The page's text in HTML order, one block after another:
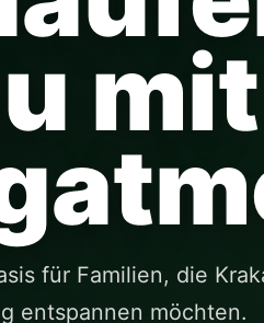
mit
für Familien, die
entspannen möchten.